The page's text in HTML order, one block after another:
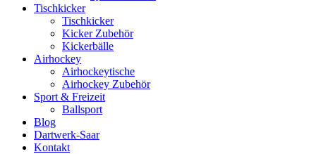
Tischkicker
Tischkicker
Kicker Zubehör
Kickerbälle
Airhockey
Airhockeytische
Airhockey Zubehör
Sport & Freizeit
Ballsport
Blog
Dartwerk-Saar
Kontakt